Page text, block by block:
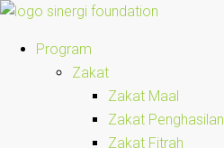
Program
Zakat
Zakat Maal
Zakat Penghasilan
Zakat Fitrah